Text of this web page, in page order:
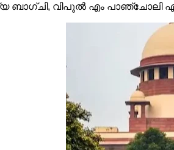
ബാഗ്ചി, വിപുല്‍ എം പാഞ്ചോലി